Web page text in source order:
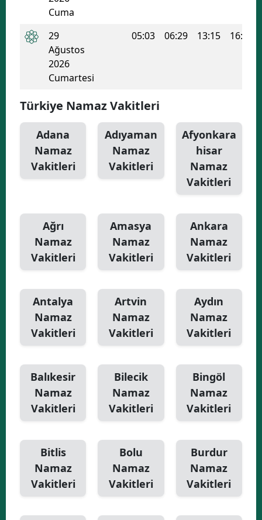
Cuma
29
Ağustos
2026
Cumartesi
05:03 06:29 13:15 16:55
Türkiye Namaz Vakitleri
Adana
Namaz
Vakitleri
Adıyaman
Namaz
Vakitleri
Afyonkara
hisar
Namaz
Vakitleri
Ağrı
Namaz
Vakitleri
Amasya
Namaz
Vakitleri
Ankara
Namaz
Vakitleri
Antalya
Namaz
Vakitleri
Artvin
Namaz
Vakitleri
Aydın
Namaz
Vakitleri
Balıkesir
Namaz
Vakitleri
Bilecik
Namaz
Vakitleri
Bingöl
Namaz
Vakitleri
Bitlis
Namaz
Vakitleri
Bolu
Namaz
Vakitleri
Burdur
Namaz
Vakitleri